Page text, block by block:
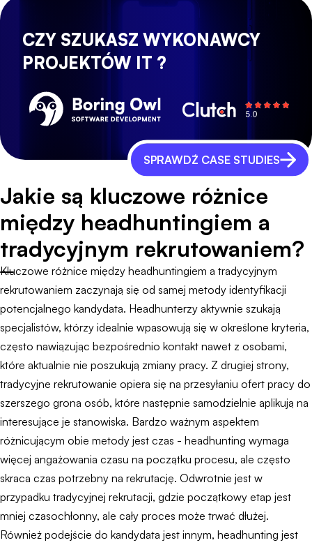
CZY SZUKASZ WYKONAWCY
PROJEKTÓW IT ?
SPRAWDŹ CASE STUDIES
Jakie są kluczowe różnice
między headhuntingiem a
tradycyjnym rekrutowaniem?
Kluczowe różnice między headhuntingiem a tradycyjnym
rekrutowaniem zaczynają się od samej metody identyfikacji
potencjalnego kandydata. Headhunterzy aktywnie szukają
specjalistów, którzy idealnie wpasowują się w określone kryteria,
często nawiązując bezpośrednio kontakt nawet z osobami,
które aktualnie nie poszukują zmiany pracy. Z drugiej strony,
tradycyjne rekrutowanie opiera się na przesyłaniu ofert pracy do
szerszego grona osób, które następnie samodzielnie aplikują na
interesujące je stanowiska. Bardzo ważnym aspektem
różnicującym obie metody jest czas - headhunting wymaga
więcej angażowania czasu na początku procesu, ale często
skraca czas potrzebny na rekrutację. Odwrotnie jest w
przypadku tradycyjnej rekrutacji, gdzie początkowy etap jest
mniej czasochłonny, ale cały proces może trwać dłużej.
Również podejście do kandydata jest innym, headhunting jest